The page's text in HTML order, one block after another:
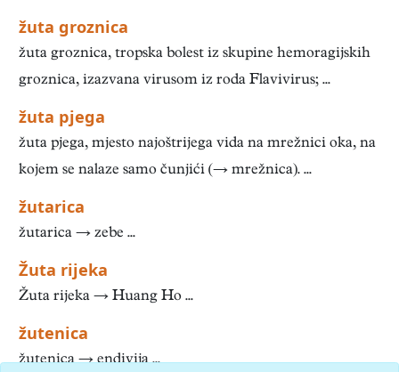
žuta groznica
žuta groznica, tropska bolest iz skupine hemoragijskih
groznica, izazvana virusom iz roda Flavivirus; ...
žuta pjega
žuta pjega, mjesto najoštrijega vida na mrežnici oka, na
kojem se nalaze samo čunjići (→ mrežnica). ...
žutarica
žutarica → zebe ...
Žuta rijeka
Žuta rijeka → Huang Ho ...
žutenica
žutenica → endivija ...